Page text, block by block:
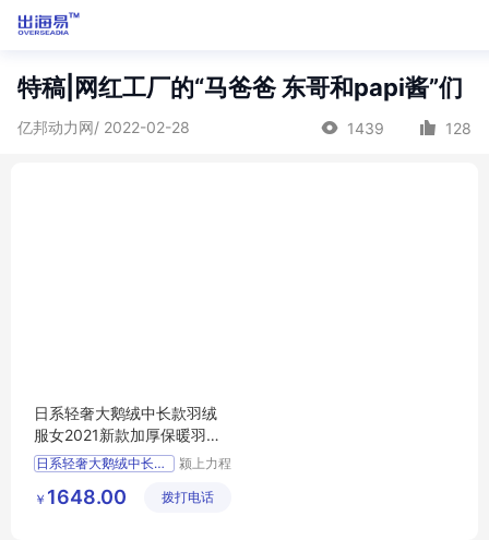
特稿|网红工厂的“马爸爸 东哥和papi酱”们
亿邦动力网/ 2022-02-28 1439 128
日系轻奢大鹅绒中长款羽绒
服女2021新款加厚保暖羽绒
衣冬长款外套
日系轻奢大鹅绒中长款羽绒
颍上力程
有限公司
￥ 1648.00 拨打电话